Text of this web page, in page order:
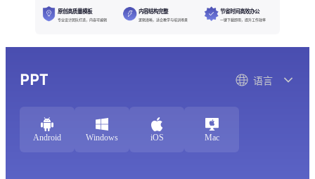
原创高质量模板
专业设计团队打造，内容可编辑
内容结构完整
逻辑清晰，适合教学与培训场景
节省时间高效办公
一键下载即用，提升工作效率
PPT 语言
Android Windows iOS Mac